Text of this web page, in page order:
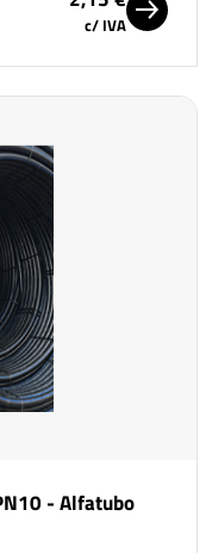
c/ IVA
- Alfatubo